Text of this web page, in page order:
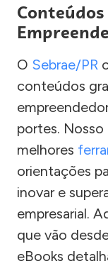
O Sebrae/PR
conteúdos
portes.
melhores
orientações
inovar e
empresarial.
que vão
eBooks